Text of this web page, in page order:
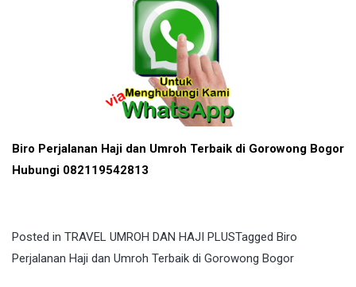
Biro Perjalanan Haji dan Umroh Terbaik di Gorowong Bogor
Hubungi 082119542813
Posted in TRAVEL UMROH DAN HAJI PLUSTagged Biro
Perjalanan Haji dan Umroh Terbaik di Gorowong Bogor